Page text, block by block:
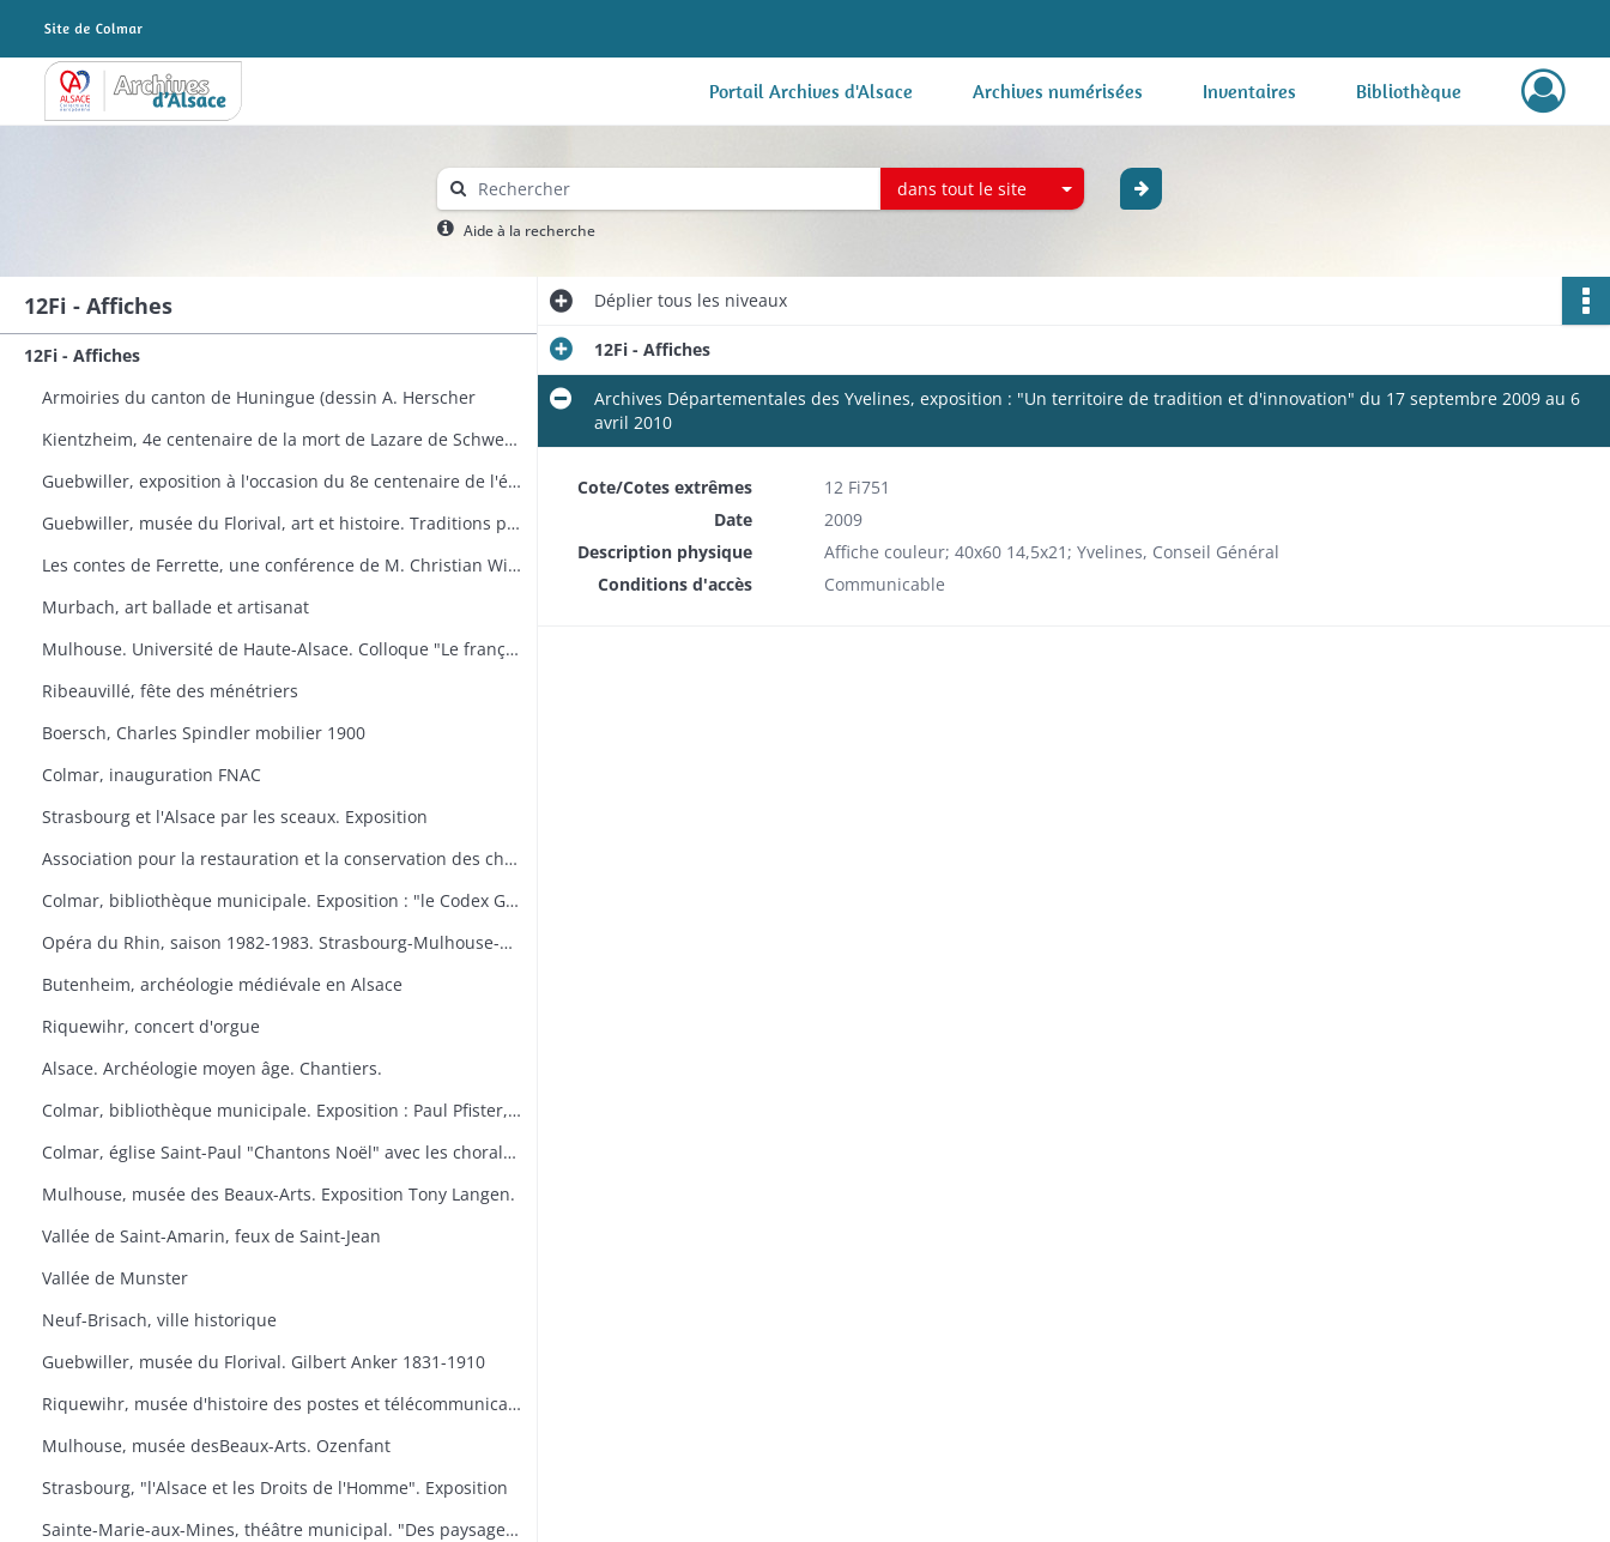
Archives Alsace - Colmar Portail Archives d'Alsace Archives numérisées Inventaires Bibliothèque
dans tout le site
Aide à la recherche
12Fi - Affiches
12Fi - Affiches
Armoiries du canton de Huningue (dessin A. Herscher
Kientzheim, 4e centenaire de la mort de Lazare de Schwendi
Guebwiller, exposition à l'occasion du 8e centenaire de l'église Saint-Léger
Guebwiller, musée du Florival, art et histoire. Traditions populaires céramiques de Théodore Deck
Les contes de Ferrette, une conférence de M. Christian Wilsdorf.
Murbach, art ballade et artisanat
Mulhouse. Université de Haute-Alsace. Colloque "Le français en Alsace
Ribeauvillé, fête des ménétriers
Boersch, Charles Spindler mobilier 1900
Colmar, inauguration FNAC
Strasbourg et l'Alsace par les sceaux. Exposition
Association pour la restauration et la conservation des châteaux du canton de Wintzenheim. "Portes ouvertes au Plixbourg
Colmar, bibliothèque municipale. Exposition : "le Codex Guta Sintram et le monde des couvents de Marbach et de Schwartzenthann
Opéra du Rhin, saison 1982-1983. Strasbourg-Mulhouse-Colmar
Butenheim, archéologie médiévale en Alsace
Riquewihr, concert d'orgue
Alsace. Archéologie moyen âge. Chantiers.
Colmar, bibliothèque municipale. Exposition : Paul Pfister, ex-libris e travaux littéraires.
Colmar, église Saint-Paul "Chantons Noël" avec les chorales "A Cœur Joie" de Colmar, la cantilene, la chanterie de l'école nationale de musique et les chorales scolaires d'Ingersheim.
Mulhouse, musée des Beaux-Arts. Exposition Tony Langen.
Vallée de Saint-Amarin, feux de Saint-Jean
Vallée de Munster
Neuf-Brisach, ville historique
Guebwiller, musée du Florival. Gilbert Anker 1831-1910
Riquewihr, musée d'histoire des postes et télécommunications, dernières acquisitions
Mulhouse, musée desBeaux-Arts. Ozenfant
Strasbourg, "l'Alsace et les Droits de l'Homme". Exposition
Sainte-Marie-aux-Mines, théâtre municipal. "Des paysages, des hommes, des traditions
Dépliertous les niveaux
12Fi - Affiches
Archives Départementales des Yvelines, exposition : "Un territoire de tradition et d'innovation" du 17 septembre 2009 au 6
avril 2010
Cote/Cotes extrêmes
12 Fi751
Date
2009
Description physique
Affiche couleur; 40x60 14,5x21; Yvelines, Conseil Général
Conditions d'accès
Communicable